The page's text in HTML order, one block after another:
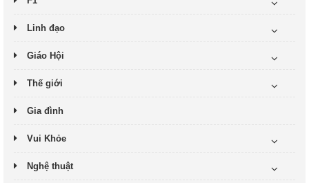
Linh đạo
Giáo Hội
Thế giới
Gia đình
Vui Khỏe
Nghệ thuật